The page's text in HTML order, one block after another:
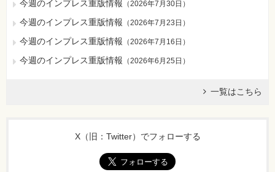
今週のインプレス重版情報 （2026年7月30日 ）
今週のインプレス重版情報 （2026年7月23日 ）
今週のインプレス重版情報 （2026年7月16日 ）
今週のインプレス重版情報 （2026年6月25日 ）
一覧はこちら
X（旧：Twitter）でフォローする